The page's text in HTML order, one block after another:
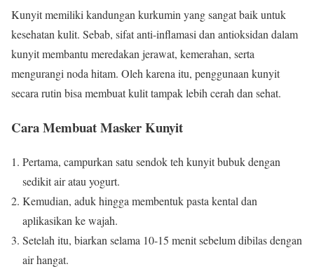
Kunyit memiliki kandungan kurkumin yang sangat baik untuk
kesehatan kulit. Sebab, sifat anti-inflamasi dan antioksidan dalam
kunyit membantu meredakan jerawat, kemerahan, serta
mengurangi noda hitam. Oleh karena itu, penggunaan kunyit
secara rutin bisa membuat kulit tampak lebih cerah dan sehat.
Cara Membuat Masker Kunyit
Pertama, campurkan satu sendok teh kunyit bubuk dengan
sedikit air atau yogurt.
Kemudian, aduk hingga membentuk pasta kental dan
aplikasikan ke wajah.
Setelah itu, biarkan selama 10-15 menit sebelum dibilas dengan
air hangat.